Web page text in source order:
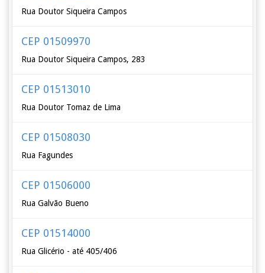
Rua Doutor Siqueira Campos
CEP 01509970
Rua Doutor Siqueira Campos, 283
CEP 01513010
Rua Doutor Tomaz de Lima
CEP 01508030
Rua Fagundes
CEP 01506000
Rua Galvão Bueno
CEP 01514000
Rua Glicério - até 405/406